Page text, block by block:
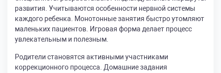
развития. Учитываются особенности нервной системы
каждого ребенка. Монотонные занятия быстро утомляют
маленьких пациентов. Игровая форма делает процесс
увлекательным и полезным.
Родители становятся активными участниками
коррекционного процесса. Домашние задания